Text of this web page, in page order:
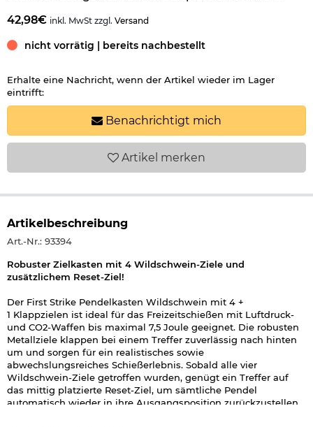
42,98€ inkl. MwSt zzgl. Versand
nicht vorrätig | bereits nachbestellt
Erhalte eine Nachricht, wenn der Artikel wieder im Lager
eintrifft:
Benachrichtigt mich
Artikel merken
Artikelbeschreibung
Art.-Nr.: 93394
Robuster Zielkasten mit 4 Wildschwein-Ziele und
zusätzlichem Reset-Ziel!
Der First Strike Pendelkasten Wildschwein mit 4 +
1 Klappzielen ist ideal für das Freizeitschießen mit Luftdruck-
und CO2-Waffen bis maximal 7,5 Joule geeignet. Die robusten
Metallziele klappen bei einem Treffer zuverlässig nach hinten
um und sorgen für ein realistisches sowie
abwechslungsreiches Schießerlebnis. Sobald alle vier
Wildschwein-Ziele getroffen wurden, genügt ein Treffer auf
das mittig platzierte Reset-Ziel, um sämtliche Pendel
automatisch wieder in ihre Ausgangsposition zurückzustellen.